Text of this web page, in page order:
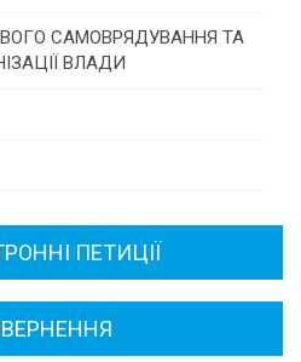
САМОВРЯДУВАННЯ ТА
ВЛАДИ
ПЕТИЦІЇ